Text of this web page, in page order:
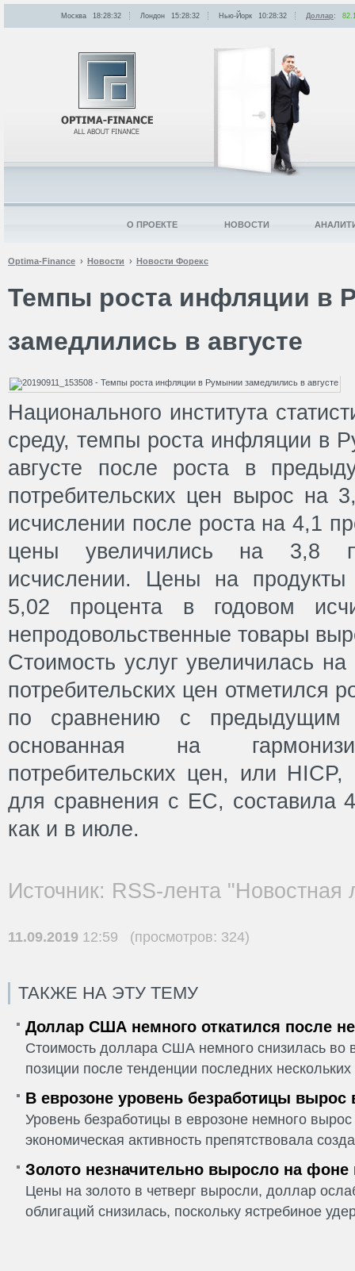
Optima-Finance Новости Новости Форекс
Темпы роста инфляции в
замедлились в августе
Национального института
среду, темпы роста инфляции в
августе после роста в
потребительских цен вырос на
исчислении после роста на 4,1
цены увеличились на 3,8
исчислении. Цены на
5,02 процента в годовом
непродовольственные товары
Стоимость услуг увеличилась
потребительских цен отметился
по сравнению с предыдущим
основанная на
потребительских цен, или HICP,
для сравнения с ЕС, составила
как и в июле.
Источник: RSS-лента "Новостная
11.09.2019 12:59 (просмотров: 324)
ТАКЖЕ НА ЭТУ ТЕМУ
Доллар США немного откатился после
Стоимость доллара США немного снизилась во
позиции после тенденции последних
В еврозоне уровень безработицы вырос
Уровень безработицы в еврозоне немного
экономическая активность препятствовала
Золото незначительно выросло на фоне
Цены на золото в четверг выросли, доллар
облигаций снизилась, поскольку ястребиное
Москва 18:28:32 Лондон 15:28:32 Нью-Йорк 10:28:32 Доллар:
О ПРОЕКТЕ НОВОСТИ